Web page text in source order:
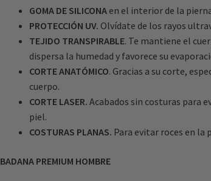
GOMA DE SILICONAen el interior de la
PROTECCIÓN UV. Olvídate de los rayos
TEJIDO TRANSPIRABLE. Te mantiene el
dispersa la humedad y favorece su
CORTE ANATÓMICO. Gracias a su corte,
cuerpo.
CORTE LASER. Acabados sin costuras para
piel.
COSTURAS PLANAS. Para evitar roces en la
BADANA PREMIUM HOMBRE